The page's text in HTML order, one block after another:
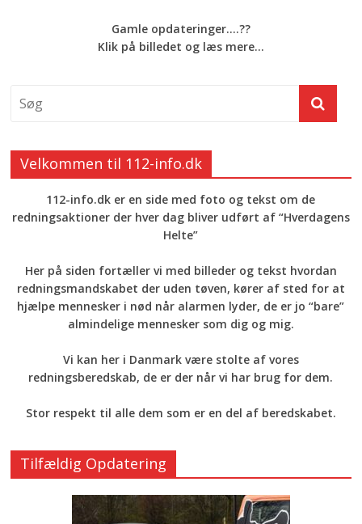
Gamle opdateringer....??
Klik på billedet og læs mere...
Velkommen til 112-info.dk
112-info.dk er en side med foto og tekst om de
redningsaktioner der hver dag bliver udført af “Hverdagens
Helte”
Her på siden fortæller vi med billeder og tekst hvordan
redningsmandskabet der uden tøven, kører af sted for at
hjælpe mennesker i nød når alarmen lyder, de er jo “bare”
almindelige mennesker som dig og mig.
Vi kan her i Danmark være stolte af vores
redningsberedskab, de er der når vi har brug for dem.
Stor respekt til alle dem som er en del af beredskabet.
Tilfældig Opdatering